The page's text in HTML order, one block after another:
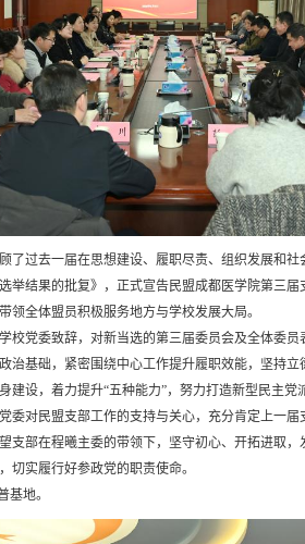
了过去一届在思想建设、履职尽责、组织发展和
举结果的批复》，正式宣告民盟成都医学院第三
全体盟员积极服务地方与学校发展大局。
校党委致辞，对新当选的第三届委员会及全体委
治基础，紧密围绕中心工作提升履职效能，坚持
设，着力提升“五种能力”，努力打造新型民主党
委对民盟支部工作的支持与关心，充分肯定上一
支部在程曦主委的带领下，坚守初心、开拓进取
切实履行好参政党的职责使命。
基地。